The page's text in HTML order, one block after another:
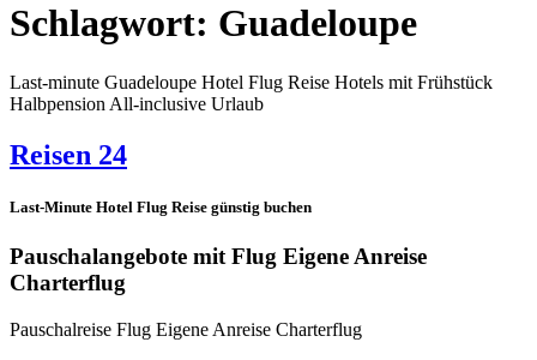
Schlagwort: Guadeloupe
Last-minute Guadeloupe Hotel Flug Reise Hotels mit Frühstück
Halbpension All-inclusive Urlaub
Reisen 24
Last-Minute Hotel Flug Reise günstig buchen
Pauschalangebote mit Flug Eigene Anreise
Charterflug
Pauschalreise Flug Eigene Anreise Charterflug